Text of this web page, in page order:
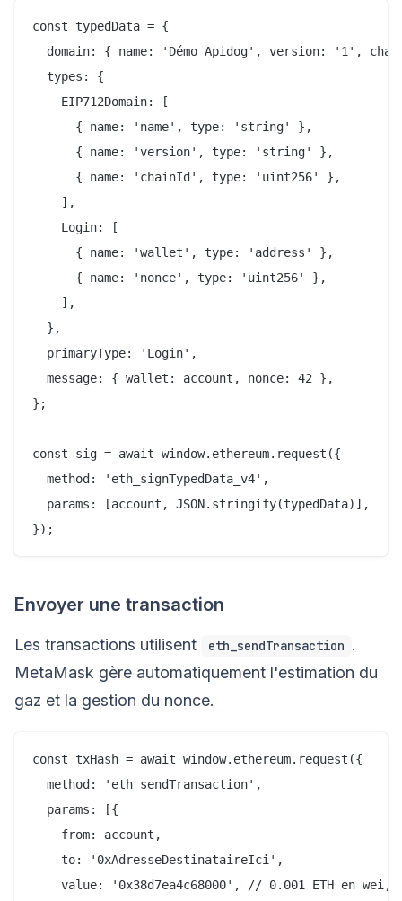
const typedData = {
domain: { name: 'Démo Apidog', version: '1',
  types: {
    EIP712Domain: [
      { name: 'name', type: 'string' },
      { name: 'version', type: 'string' },
      { name: 'chainId', type: 'uint256' },
    ],
    Login: [
      { name: 'wallet', type: 'address' },
      { name: 'nonce', type: 'uint256' },
    ],
  },
  primaryType: 'Login',
  message: { wallet: account, nonce: 42 },
};
const sig = await window.ethereum.request({
  method: 'eth_signTypedData_v4',
  params: [account, JSON.stringify(typedData)],
Envoyer une transaction
Les transactions utilisent eth_sendTransaction .
MetaMask gère automatiquement l'estimation du
gaz et la gestion du nonce.
const txHash = await window.ethereum.request({
  method: 'eth_sendTransaction',
  params: [{
    from: account,
    to: '0xAdresseDestinataireIci',
value: '0x38d7ea4c68000', // 0.001 ETH en wei,